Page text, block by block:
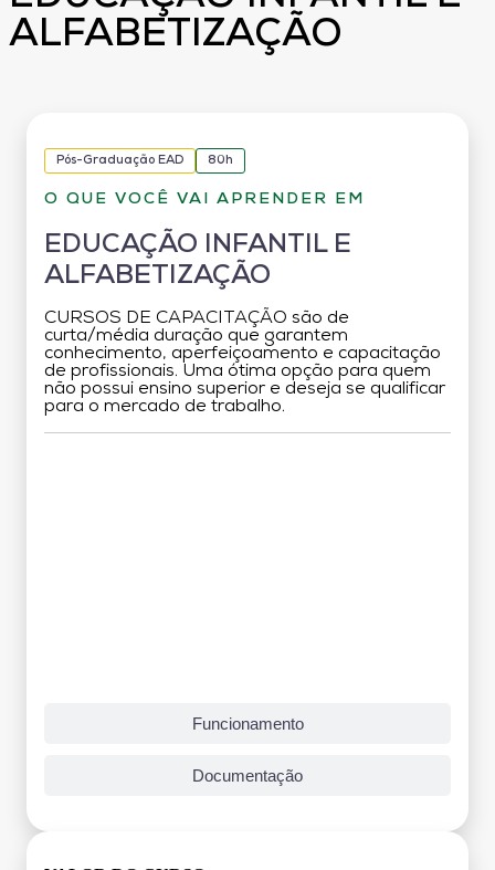
ALFABETIZAÇÃO
Pós-Graduação EAD 80h
O QUE VOCÊ VAI APRENDER EM
EDUCAÇÃO INFANTIL E
ALFABETIZAÇÃO
CURSOS DE CAPACITAÇÃO são de
curta/média duração que garantem
conhecimento, aperfeiçoamento e capacitação
de profissionais. Uma ótima opção para quem
não possui ensino superior e deseja se qualificar
para o mercado de trabalho.
Funcionamento
Documentação